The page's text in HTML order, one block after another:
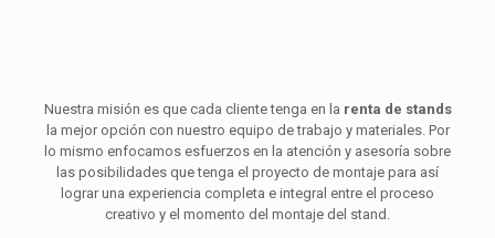
Nuestra misión es que cada cliente tenga en la renta de stands
la mejor opción con nuestro equipo de trabajo y materiales. Por
lo mismo enfocamos esfuerzos en la atención y asesoría sobre
las posibilidades que tenga el proyecto de montaje para así
lograr una experiencia completa e integral entre el proceso
creativo y el momento del montaje del stand.